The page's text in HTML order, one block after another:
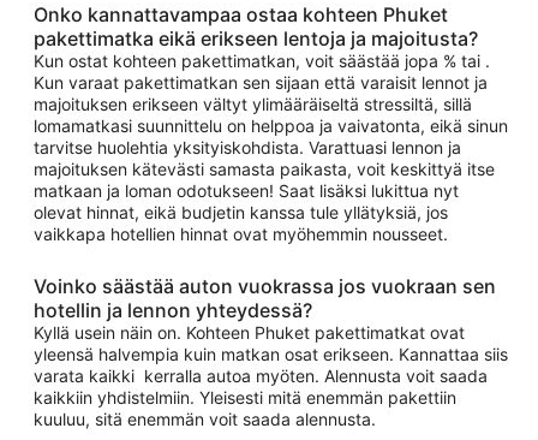
Onko kannattavampaa ostaa kohteen Phuket
pakettimatka eikä erikseen lentoja ja majoitusta?
Kun ostat kohteen pakettimatkan, voit säästää jopa % tai .
Kun varaat pakettimatkan sen sijaan että varaisit lennot ja
majoituksen erikseen vältyt ylimääräiseltä stressiltä, sillä
lomamatkasi suunnittelu on helppoa ja vaivatonta, eikä sinun
tarvitse huolehtia yksityiskohdista. Varattuasi lennon ja
majoituksen kätevästi samasta paikasta, voit keskittyä itse
matkaan ja loman odotukseen! Saat lisäksi lukittua nyt
olevat hinnat, eikä budjetin kanssa tule yllätyksiä, jos
vaikkapa hotellien hinnat ovat myöhemmin nousseet.
Voinko säästää auton vuokrassa jos vuokraan sen
hotellin ja lennon yhteydessä?
Kyllä usein näin on. Kohteen Phuket pakettimatkat ovat
yleensä halvempia kuin matkan osat erikseen. Kannattaa siis
varata kaikki kerralla autoa myöten. Alennusta voit saada
kaikkiin yhdistelmiin. Yleisesti mitä enemmän pakettiin
kuuluu, sitä enemmän voit saada alennusta.